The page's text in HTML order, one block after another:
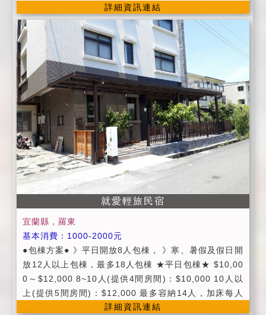
快煮壺●三洋冰箱 ●浴室有凱撒冷暖風機 ●每間房有獨立
的電熱水器●Wi-Fi 《貼心叮嚀》 (1)後院魚池水深，請
家長留意自家孩童的安全，勿讓孩童獨自前往。 (2)請勿
讓孩童拍打魚缸，以免魚兒受到驚嚇。 (3)請勿在客廳與
床上飲食。 (4)洗澡時請小心調整水溫 以免燙傷。 (5)
為了孩童安全，請勿讓孩童在樓梯上及客廳中奔跑。 (6)
為了您財物安全，貴重物品請您隨身攜帶 以免遺失。
(7)鄉下地方蚊蟲多，請多包涵。 (8)退房時間為11點
前，麻煩請將鑰匙與遙控器交還至櫃檯。 (9)窩在一起民
宿為配合菸害防治法全面禁菸，請勿在公共場所與房間
內和廁所內抽菸 以免重罰。 (10)窩在一起民宿僅提供免
費腳踏車給住宿客人使用，並無提供騎乘腳踏車之保
險， 欲騎乘腳踏車請注意個人行車安全，如發生騎車
意外糾紛，請自行負責， 與本民宿無關，如有需要借
車，請至櫃檯洽詢。 (11)如在設備上有需要調整，請洽
櫃檯詢問，勿自行調整，自行調整如有損壞，須負賠償
責任。 (12)窩在一起民宿提供免費網路。 (13)窩在一起
民宿提供免費早餐(為中西式合併)，供餐時間為早上8：
30～10：20 請依供餐時間用餐逾時不候，如有特殊飲
食，請提前告知。 (14)窩在一起民宿可帶寵物入住，請
事先預約 (毛小孩限10公斤以下) 民宿未收取寵物住宿費
及清潔費 請飼主務必遵守寵物不上床 不在屋裡如廁的原
詳細資訊連結
就愛輕旅民宿
宜蘭縣，羅東
基本消費：1000-2000元
●包棟方案● 》平日開放8人包棟， 》寒、暑假及假日開
放12人以上包棟，最多18人包棟 ★平日包棟★ $10,00
0～$12,000 8~10人(提供4間房間)：$10,000 10人以
上(提供5間房間)：$12,000 最多容納14人，加床每人
$500 ★假日包棟/連續假日★ $15,000~18,000 11~14
詳細資訊連結